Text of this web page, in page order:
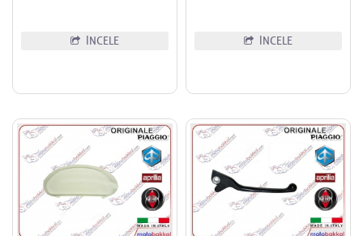
İNCELE İNCELE